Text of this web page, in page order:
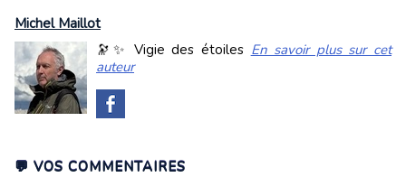
Michel Maillot
🔭✨ Vigie des étoiles En savoir plus sur cet
auteur
💬 VOS COMMENTAIRES